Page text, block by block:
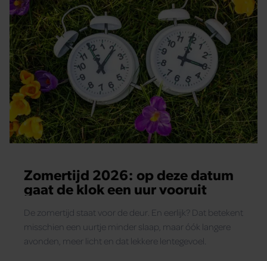
Zomertijd 2026: op deze datum
gaat de klok een uur vooruit
De zomertijd staat voor de deur. En eerlijk? Dat betekent
misschien een uurtje minder slaap, maar óók langere
avonden, meer licht en dat lekkere lentegevoel.